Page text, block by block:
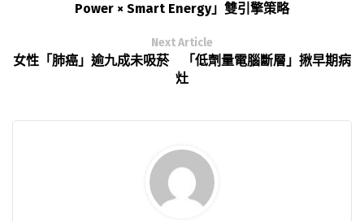
Power × Smart Energy」雙引擎策略
Next Article
女性「肺癌」逾九成未吸菸 「低劑量電腦斷層」揪早期病
灶